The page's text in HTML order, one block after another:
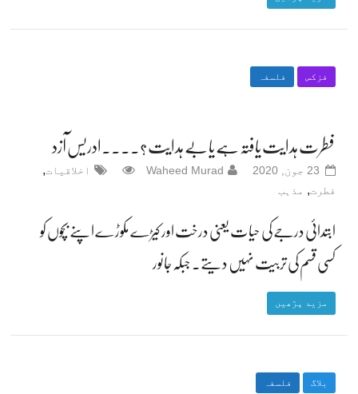
فزکس فلسفہ
فطرت ہدایت یافتہ ہے یا بے ہدایت ؟۔۔۔۔ادریس آزد
23 جون, 2020 Waheed Murad اخلاقیات,
فطرت, مذہب
ابتدائی درجے کی حیات یعنی درخت اور کیڑے مکوڑے اپنے بچوں کو
کسی قسم کی تربیت نہیں دیتے۔ جبکہ جانور
مزید پڑھیں
بلاگ فلسفہ